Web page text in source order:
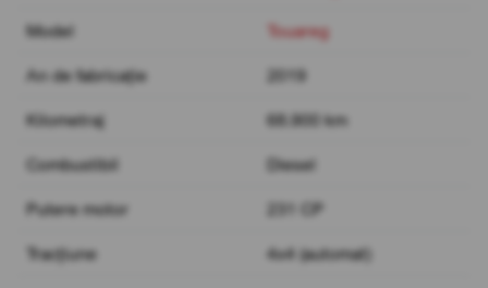
Model Touareg
An de fabricație 2019
Kilometraj 68.900 km
Combustibil Diesel
Putere motor 231 CP
Tracțiune 4x4 (automat)